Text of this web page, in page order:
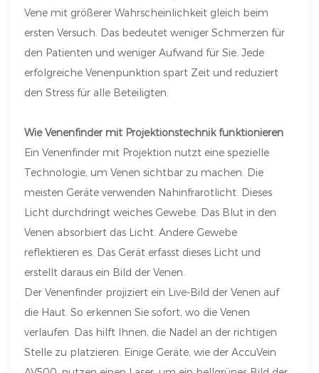
Vene mit größerer Wahrscheinlichkeit gleich beim
ersten Versuch. Das bedeutet weniger Schmerzen für
den Patienten und weniger Aufwand für Sie. Jede
erfolgreiche Venenpunktion spart Zeit und reduziert
den Stress für alle Beteiligten.
Wie Venenfinder mit Projektionstechnik funktionieren
Ein Venenfinder mit Projektion nutzt eine spezielle
Technologie, um Venen sichtbar zu machen. Die
meisten Geräte verwenden Nahinfrarotlicht. Dieses
Licht durchdringt weiches Gewebe. Das Blut in den
Venen absorbiert das Licht. Andere Gewebe
reflektieren es. Das Gerät erfasst dieses Licht und
erstellt daraus ein Bild der Venen.
Der Venenfinder projiziert ein Live-Bild der Venen auf
die Haut. So erkennen Sie sofort, wo die Venen
verlaufen. Das hilft Ihnen, die Nadel an der richtigen
Stelle zu platzieren. Einige Geräte, wie der AccuVein